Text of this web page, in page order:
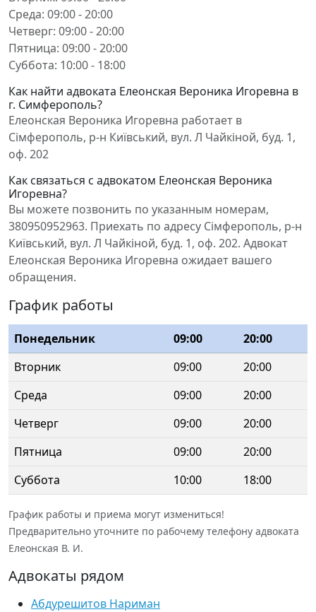
Среда: 09:00 - 20:00
Четверг: 09:00 - 20:00
Пятница: 09:00 - 20:00
Суббота: 10:00 - 18:00
Как найти адвоката Елеонская Вероника Игоревна в
г. Симферополь?
Елеонская Вероника Игоревна работает в
Сімферополь, р-н Київський, вул. Л Чайкіной, буд. 1,
оф. 202
Как связаться с адвокатом Елеонская Вероника
Игоревна?
Вы можете позвонить по указанным номерам,
380950952963. Приехать по адресу Сімферополь, р-н
Київський, вул. Л Чайкіной, буд. 1, оф. 202. Адвокат
Елеонская Вероника Игоревна ожидает вашего
обращения.
График работы
Понедельник 09:00
20:00
Вторник
09:00
20:00
Среда
09:00
20:00
Четверг
09:00
20:00
Пятница
09:00
20:00
Суббота
10:00 18:00
График работы и приема могут измениться!
Предварительно уточните по рабочему телефону адвоката
Елеонская В. И.
Адвокаты рядом
Абдурешитов Нариман